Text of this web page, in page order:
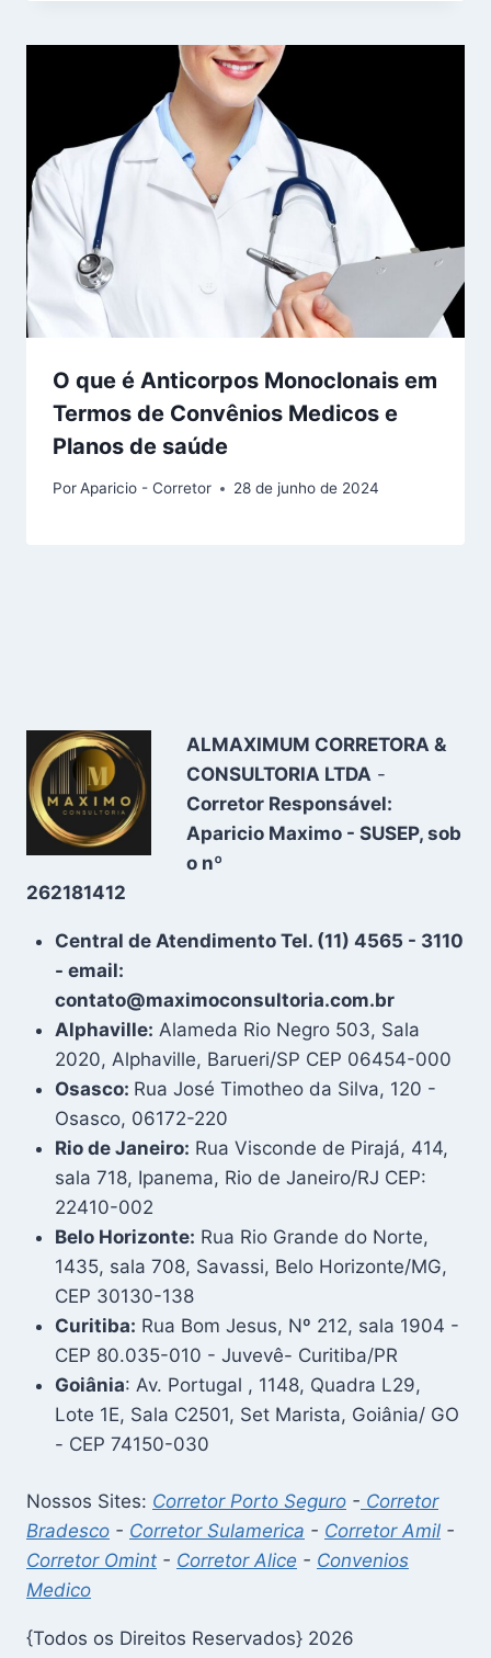
O que é Anticorpos Monoclonais em
Termos de Convênios Medicos e
Planos de saúde
PorAparicio - Corretor 28 de junho de 2024
ALMAXIMUM CORRETORA &
CONSULTORIA LTDA -
Corretor Responsável:
Aparicio Maximo - SUSEP, sob
o nº
262181412
Central de Atendimento Tel. (11) 4565 - 3110
- email:
contato@maximoconsultoria.com.br
Alphaville: Alameda Rio Negro 503, Sala
2020, Alphaville, Barueri/SP CEP 06454-000
Osasco: Rua José Timotheo da Silva, 120 -
Osasco, 06172-220
Rio de Janeiro: Rua Visconde de Pirajá, 414,
sala 718, Ipanema, Rio de Janeiro/RJ CEP:
22410-002
Belo Horizonte: Rua Rio Grande do Norte,
1435, sala 708, Savassi, Belo Horizonte/MG,
CEP 30130-138
Curitiba: Rua Bom Jesus, Nº 212, sala 1904 -
CEP 80.035-010 - Juvevê- Curitiba/PR
Goiânia: Av. Portugal , 1148, Quadra L29,
Lote 1E, Sala C2501, Set Marista, Goiânia/ GO
- CEP 74150-030
Nossos Sites: Corretor Porto Seguro - Corretor
Bradesco - Corretor Sulamerica - Corretor Amil -
Corretor Omint - Corretor Alice - Convenios
Medico
{Todos os Direitos Reservados} 2026